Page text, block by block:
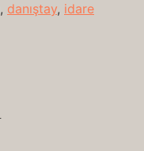
, danıştay, idare